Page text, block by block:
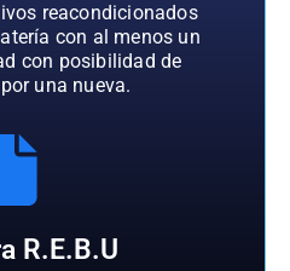
reacondicionados
con al menos un
con posibilidad de
una nueva.
R.E.B.U